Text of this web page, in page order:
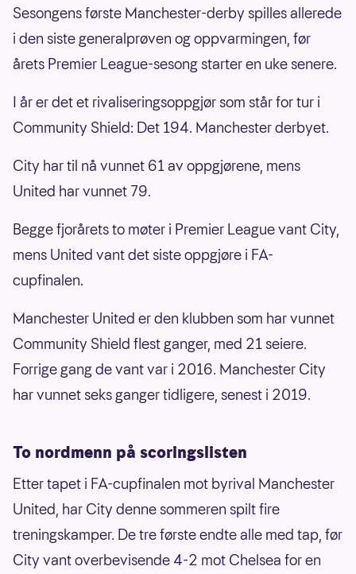
Sesongens første Manchester-derby spilles allerede
i den siste generalprøven og oppvarmingen, før
årets Premier League-sesong starter en uke senere.
I år er det et rivaliseringsoppgjør som står for tur i
Community Shield: Det 194. Manchester derbyet.
City har til nå vunnet 61 av oppgjørene, mens
United har vunnet 79.
Begge fjorårets to møter i Premier League vant City,
mens United vant det siste oppgjøre i FA-
cupfinalen.
Manchester United er den klubben som har vunnet
Community Shield flest ganger, med 21 seiere.
Forrige gang de vant var i 2016. Manchester City
har vunnet seks ganger tidligere, senest i 2019.
To nordmenn på scoringslisten
Etter tapet i FA-cupfinalen mot byrival Manchester
United, har City denne sommeren spilt fire
treningskamper. De tre første endte alle med tap, før
City vant overbevisende 4-2 mot Chelsea for en